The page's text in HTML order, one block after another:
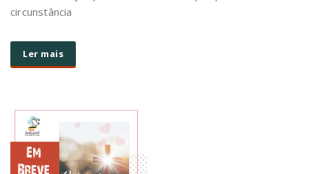
circunstância
Ler mais